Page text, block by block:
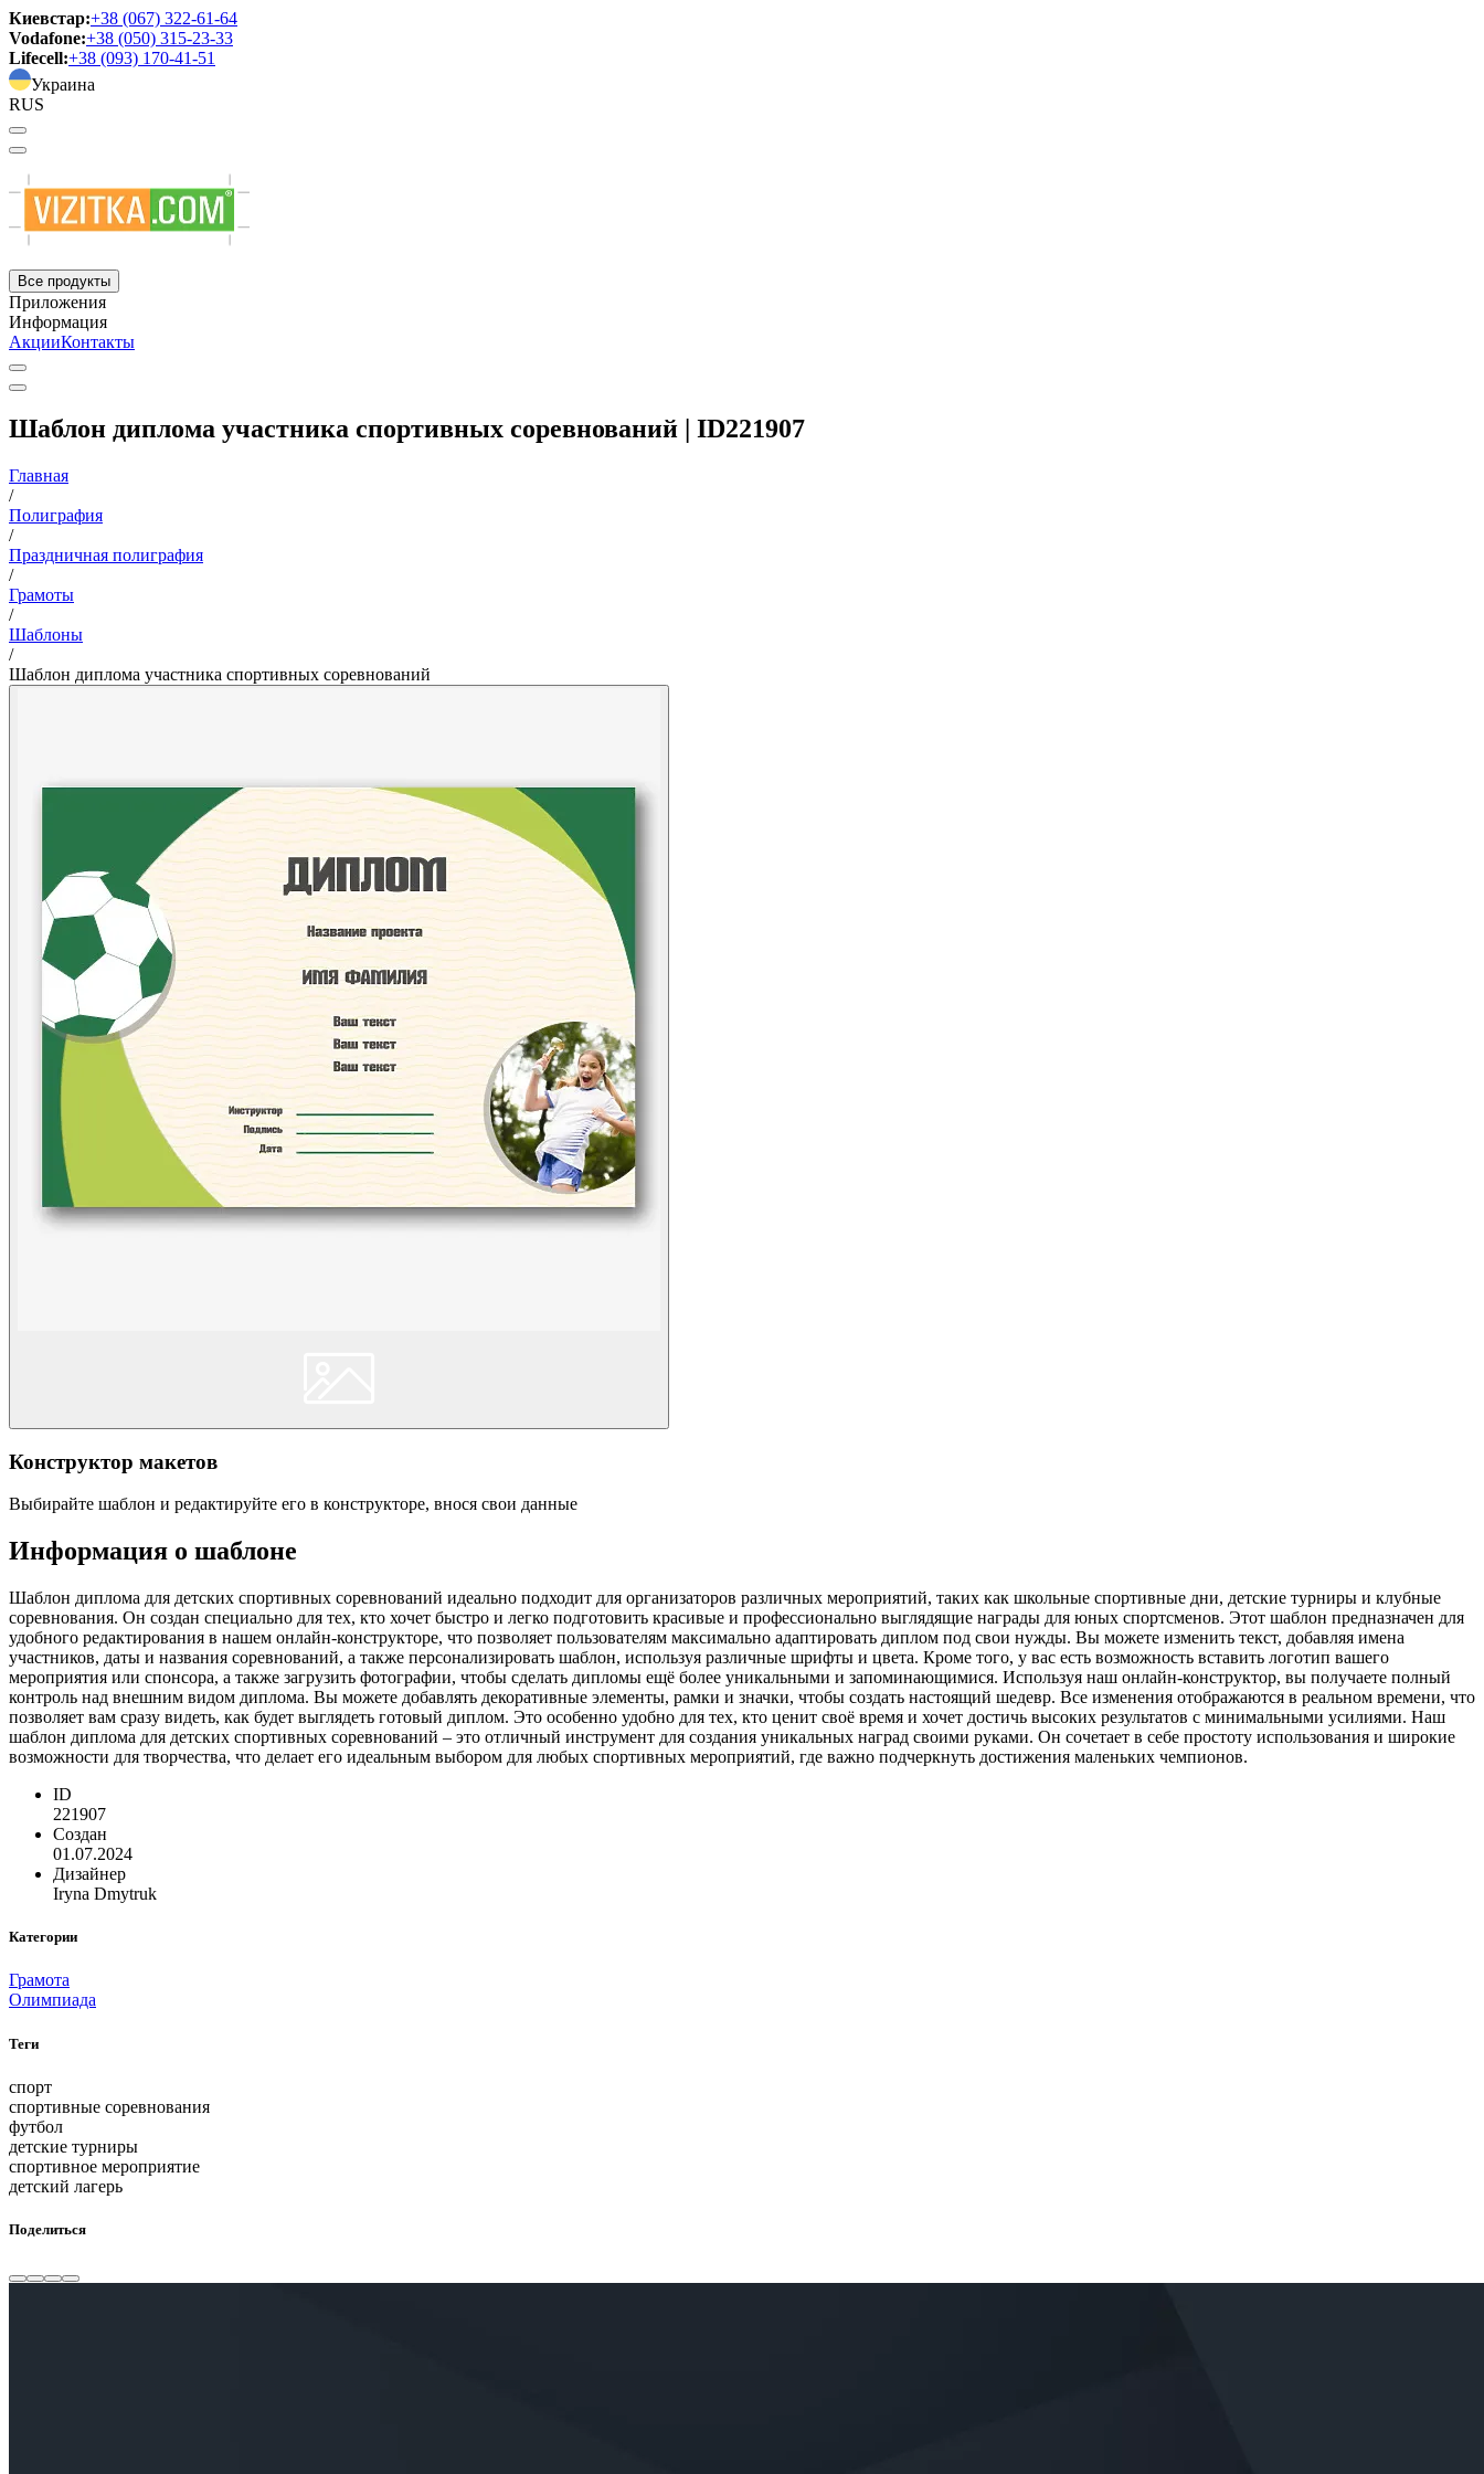
Киевстар:+38 (067) 322-61-64
Vodafone:+38 (050) 315-23-33
Lifecell:+38 (093) 170-41-51
Украина
RUS
Все продукты
Приложения
Информация
АкцииКонтакты
Шаблон диплома участника спортивных соревнований | ID221907
Главная
/
Полиграфия
/
Праздничная полиграфия
/
Грамоты
/
Шаблоны
/
Шаблон диплома участника спортивных соревнований
Конструктор макетов
Выбирайте шаблон и редактируйте его в конструкторе, внося свои данные
Информация о шаблоне
Шаблон диплома для детских спортивных соревнований идеально подходит для организаторов различных мероприятий, таких как школьные спортивные дни, детские турниры и клубные
соревнования. Он создан специально для тех, кто хочет быстро и легко подготовить красивые и профессионально выглядящие награды для юных спортсменов. Этот шаблон предназначен для
удобного редактирования в нашем онлайн-конструкторе, что позволяет пользователям максимально адаптировать диплом под свои нужды. Вы можете изменить текст, добавляя имена
участников, даты и названия соревнований, а также персонализировать шаблон, используя различные шрифты и цвета. Кроме того, у вас есть возможность вставить логотип вашего
мероприятия или спонсора, а также загрузить фотографии, чтобы сделать дипломы ещё более уникальными и запоминающимися. Используя наш онлайн-конструктор, вы получаете полный
контроль над внешним видом диплома. Вы можете добавлять декоративные элементы, рамки и значки, чтобы создать настоящий шедевр. Все изменения отображаются в реальном времени, что
позволяет вам сразу видеть, как будет выглядеть готовый диплом. Это особенно удобно для тех, кто ценит своё время и хочет достичь высоких результатов с минимальными усилиями. Наш
шаблон диплома для детских спортивных соревнований – это отличный инструмент для создания уникальных наград своими руками. Он сочетает в себе простоту использования и широкие
возможности для творчества, что делает его идеальным выбором для любых спортивных мероприятий, где важно подчеркнуть достижения маленьких чемпионов.
ID
221907
Создан
01.07.2024
Дизайнер
Iryna Dmytruk
Категории
Грамота
Олимпиада
Теги
спорт
спортивные соревнования
футбол
детские турниры
спортивное мероприятие
детский лагерь
Поделиться